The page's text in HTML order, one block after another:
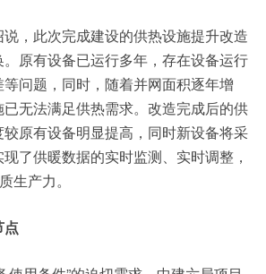
，此次完成建设的供热设施提升改造
原有设备已运行多年，存在设备运行
问题，同时，随着并网面积逐年增
无法满足供热需求。改造完成后的供
原有设备明显提高，同时新设备将采
了供暖数据的实时监测、实时调整，
生产力。
点